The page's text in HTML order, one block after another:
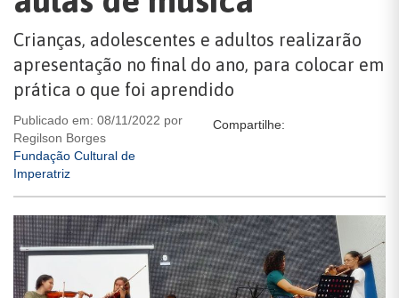
Crianças, adolescentes e adultos realizarão
apresentação no final do ano, para colocar em
prática o que foi aprendido
Publicado em: 08/11/2022 por
Regilson Borges
Fundação Cultural de
Imperatriz
Compartilhe: